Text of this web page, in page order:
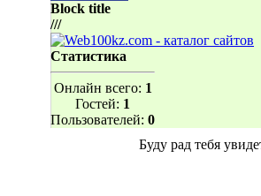
Block title
///
Статистика
Онлайн всего: 1
Гостей: 1
Пользователей: 0
Буду рад тебя